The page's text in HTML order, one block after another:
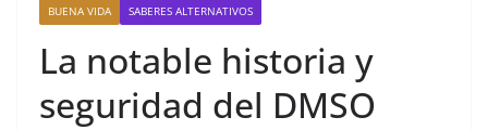
BUENA VIDA SABERES ALTERNATIVOS
La notable historia y
seguridad del DMSO